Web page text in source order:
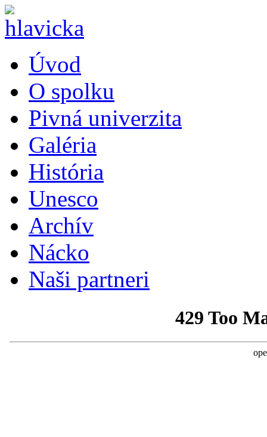
Úvod
O spolku
Pivná univerzita
Galéria
História
Unesco
Archív
Nácko
Naši partneri